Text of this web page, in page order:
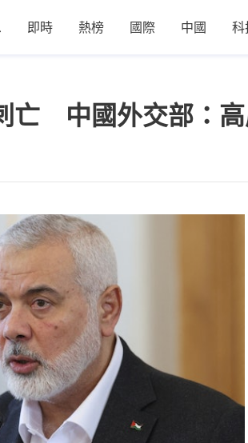
即時 熱榜 國際 中國 科
亡 中國外交部：